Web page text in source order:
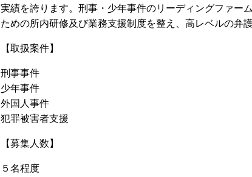
実績を誇ります。刑事・少年事件のリーディングファー
ための所内研修及び業務支援制度を整え、高レベルの弁
【取扱案件】
刑事事件
少年事件
外国人事件
犯罪被害者支援
【募集人数】
５名程度